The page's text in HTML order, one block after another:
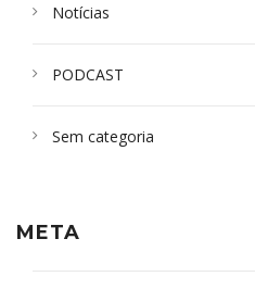
Notícias
PODCAST
Sem categoria
META